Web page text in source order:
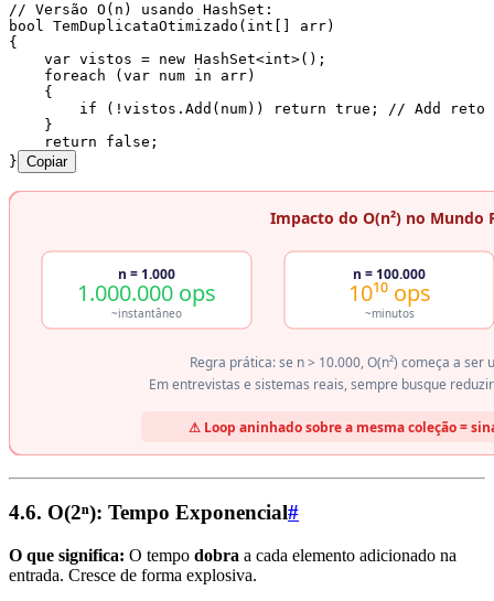
// Versão O(n) usando HashSet:
bool TemDuplicataOtimizado ( int [] arr)
{
    var
vistos = new HashSet<int>();
    foreach
( var num in arr)
    {
        if
( ! vistos . Add (num)) return true ; // Add
    }
    return
false ;
} Copiar
4.6. O(2ⁿ): Tempo Exponencial#
O que significa: O tempo dobra a cada elemento adicionado na
entrada. Cresce de forma explosiva.